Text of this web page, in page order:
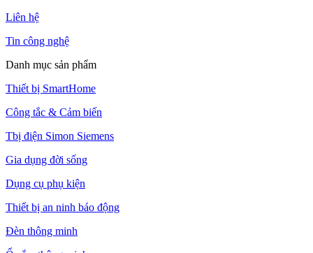
Liên hệ
Tin công nghệ
Danh mục sản phẩm
Thiết bị SmartHome
Công tắc & Cảm biến
Tbị điện Simon Siemens
Gia dụng đời sống
Dụng cụ phụ kiện
Thiết bị an ninh báo động
Đèn thông minh